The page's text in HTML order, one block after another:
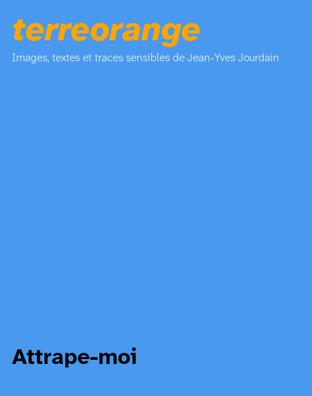
terreorange
Images, textes et traces sensibles de Jean-Yves Jourdain
Attrape-moi